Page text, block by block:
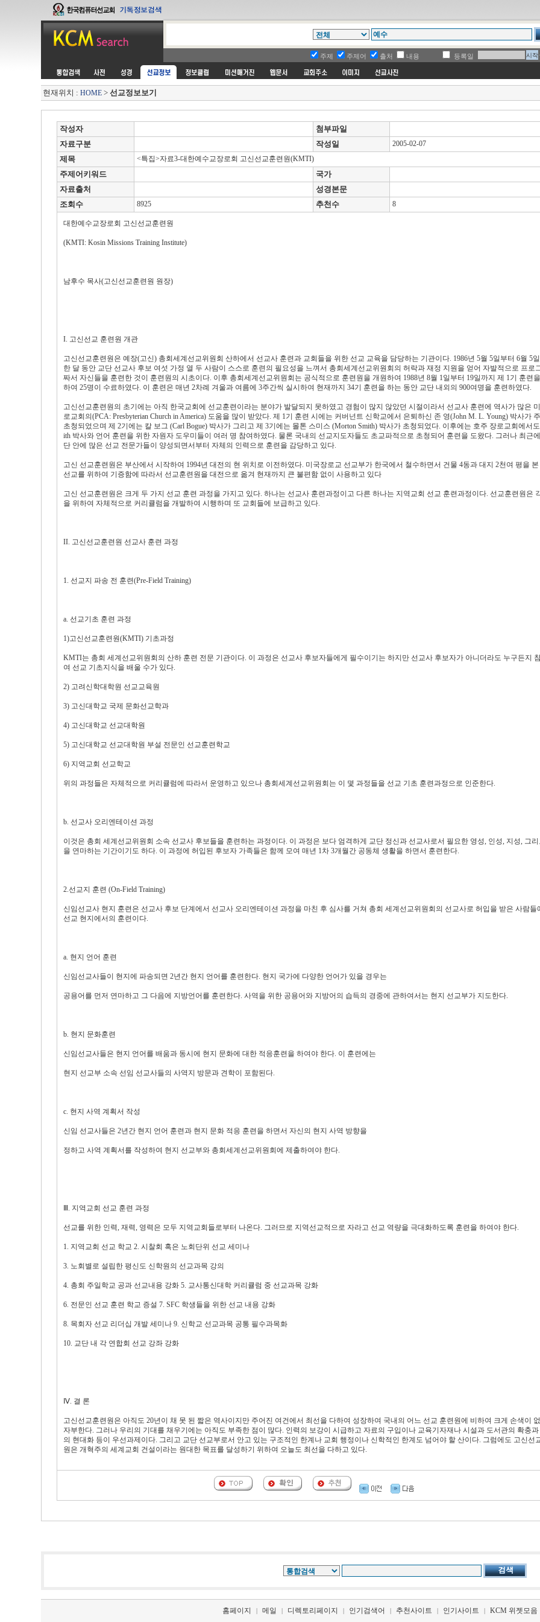
주제 주제어 출처 내용 등록일
현재위치 : HOME> 선교정보보기
작성자
첨부파일
자료구분
작성일 2005-02-07
제목 <특집>자료3-대한예수교장로회 고신선교훈련원(KMTI)
주제어키워드
국가
자료출처
성경본문
조회수
8925 추천수 8
대한예수교장로회 고신선교훈련원
(KMTI: Kosin Missions Training Institute)
남후수 목사(고신선교훈련원 원장)
I. 고신선교 훈련원 개관
고신선교훈련원은 예장(고신) 총회세계선교위원회 산하에서 선교사 훈련과 교회들을 위한 선교 교육을 담당하는 기관이다. 1986년 5월 5일부터 6월 5
한 달 동안 교단 선교사 후보 여섯 가정 열 두 사람이 스스로 훈련의 필요성을 느껴서 총회세계선교위원회의 허락과 재정 지원을 얻어 자발적으로 프로
짜서 자신들을 훈련한 것이 훈련원의 시초이다. 이후 총회세계선교위원회는 공식적으로 훈련원을 개원하여 1988년 8월 1일부터 19일까지 제 1기 훈련
하여 25명이 수료하였다. 이 훈련은 매년 2차례 겨울과 여름에 3주간씩 실시하여 현재까지 34기 훈련을 하는 동안 교단 내외의 900여명을 훈련하였다.
고신선교훈련원의 초기에는 아직 한국교회에 선교훈련이라는 분야가 발달되지 못하였고 경험이 많지 않았던 시절이라서 선교사 훈련에 역사가 많은
로교회의(PCA: Presbyterian Church in America) 도움을 많이 받았다. 제 1기 훈련 시에는 커버넌트 신학교에서 은퇴하신 존 영(John M. L. Young) 박사가
초청되었으며 제 2기에는 칼 보그 (Carl Bogue) 박사가 그리고 제 3기에는 몰톤 스미스 (Morton Smith) 박사가 초청되었다. 이후에는 호주 장로교회에서도
ith 박사와 언어 훈련을 위한 자원자 도우미들이 여러 명 참여하였다. 물론 국내의 선교지도자들도 초교파적으로 초청되어 훈련을 도왔다. 그러나 최근
단 안에 많은 선교 전문가들이 양성되면서부터 자체의 인력으로 훈련을 감당하고 있다.
고신 선교훈련원은 부산에서 시작하여 1994년 대전의 현 위치로 이전하였다. 미국장로교 선교부가 한국에서 철수하면서 건물 4동과 대지 2천여 평을
선교를 위하여 기증함에 따라서 선교훈련원을 대전으로 옮겨 현재까지 큰 불편함 없이 사용하고 있다
고신 선교훈련원은 크게 두 가지 선교 훈련 과정을 가지고 있다. 하나는 선교사 훈련과정이고 다른 하나는 지역교회 선교 훈련과정이다. 선교훈련원은
을 위하여 자체적으로 커리큘럼을 개발하여 시행하며 또 교회들에 보급하고 있다.
II. 고신선교훈련원 선교사 훈련 과정
1. 선교지 파송 전 훈련(Pre-Field Training)
a. 선교기초 훈련 과정
1)고신선교훈련원(KMTI) 기초과정
KMTI는 총회 세계선교위원회의 산하 훈련 전문 기관이다. 이 과정은 선교사 후보자들에게 필수이기는 하지만 선교사 후보자가 아니더라도 누구든지
여 선교 기초지식을 배울 수가 있다.
2) 고려신학대학원 선교교육원
3) 고신대학교 국제 문화선교학과
4) 고신대학교 선교대학원
5) 고신대학교 선교대학원 부설 전문인 선교훈련학교
6) 지역교회 선교학교
위의 과정들은 자체적으로 커리큘럼에 따라서 운영하고 있으나 총회세계선교위원회는 이 몇 과정들을 선교 기초 훈련과정으로 인준한다.
b. 선교사 오리엔테이션 과정
이것은 총회 세계선교위원회 소속 선교사 후보들을 훈련하는 과정이다. 이 과정은 보다 엄격하게 교단 정신과 선교사로서 필요한 영성, 인성, 지성, 그
을 연마하는 기간이기도 하다. 이 과정에 허입된 후보자 가족들은 함께 모여 매년 1차 3개월간 공동체 생활을 하면서 훈련한다.
2.선교지 훈련 (On-Field Training)
신임선교사 현지 훈련은 선교사 후보 단계에서 선교사 오리엔테이션 과정을 마친 후 심사를 거쳐 총회 세계선교위원회의 선교사로 허입을 받은 사람들
선교 현지에서의 훈련이다.
a. 현지 언어 훈련
신임선교사들이 현지에 파송되면 2년간 현지 언어를 훈련한다. 현지 국가에 다양한 언어가 있을 경우는
공용어를 먼저 연마하고 그 다음에 지방언어를 훈련한다. 사역을 위한 공용어와 지방어의 습득의 경중에 관하여서는 현지 선교부가 지도한다.
b. 현지 문화훈련
신임선교사들은 현지 언어를 배움과 동시에 현지 문화에 대한 적응훈련을 하여야 한다. 이 훈련에는
현지 선교부 소속 선임 선교사들의 사역지 방문과 견학이 포함된다.
c. 현지 사역 계획서 작성
신임 선교사들은 2년간 현지 언어 훈련과 현지 문화 적응 훈련을 하면서 자신의 현지 사역 방향을
정하고 사역 계획서를 작성하여 현지 선교부와 총회세계선교위원회에 제출하여야 한다.
Ⅲ. 지역교회 선교 훈련 과정
선교를 위한 인력, 재력, 영력은 모두 지역교회들로부터 나온다. 그러므로 지역선교적으로 자라고 선교 역량을 극대화하도록 훈련을 하여야 한다.
1. 지역교회 선교 학교 2. 시찰회 혹은 노회단위 선교 세미나
3. 노회별로 설립한 평신도 신학원의 선교과목 강의
4. 총회 주일학교 공과 선교내용 강화 5. 교사통신대학 커리큘럼 중 선교과목 강화
6. 전문인 선교 훈련 학교 증설 7. SFC 학생들을 위한 선교 내용 강화
8. 목회자 선교 리더십 개발 세미나 9. 신학교 선교과목 공통 필수과목화
10. 교단 내 각 연합회 선교 강좌 강화
Ⅳ. 결 론
고신선교훈련원은 아직도 20년이 채 못 된 짧은 역사이지만 주어진 여건에서 최선을 다하여 성장하여 국내의 어느 선교 훈련원에 비하여 크게 손색이
자부한다. 그러나 우리의 기대를 채우기에는 아직도 부족한 점이 많다. 인력의 보강이 시급하고 자료의 구입이나 교육기자재나 시설과 도서관의 확충
의 현대화 등이 우선과제이다. 그리고 교단 선교부로서 안고 있는 구조적인 한계나 교회 행정이나 신학적인 한계도 넘어야 할 산이다. 그럼에도 고신선
원은 개혁주의 세계교회 건설이라는 원대한 목표를 달성하기 위하여 오늘도 최선을 다하고 있다.
홈페이지 | 메일 | 디렉토리페이지 | 인기검색어 | 추천사이트 | 인기사이트 | KCM 위젯모음